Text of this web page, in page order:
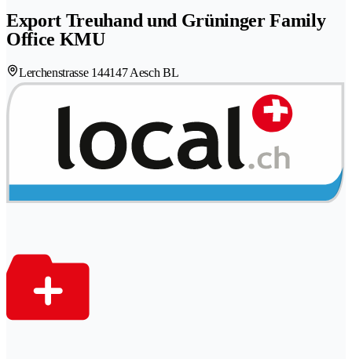
Export Treuhand und Grüninger Family
Office KMU
Lerchenstrasse 144147 Aesch BL